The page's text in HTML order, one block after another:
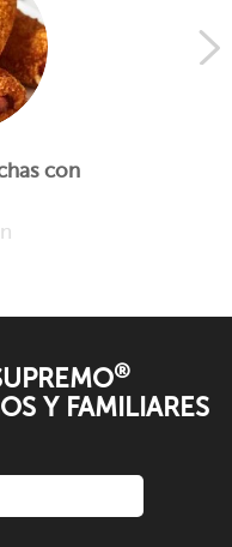
con
®
Y FAMILIARES